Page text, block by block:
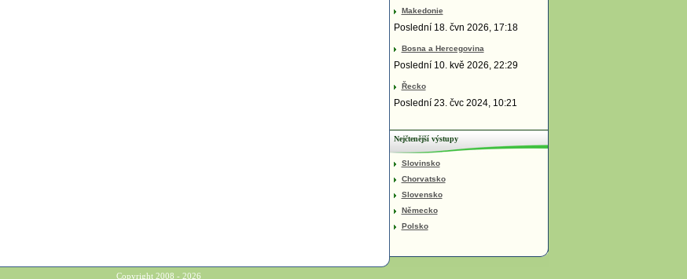
Makedonie
Poslední 18. čvn 2026, 17:18
Bosna a Hercegovina
Poslední 10. kvě 2026, 22:29
Řecko
Poslední 23. čvc 2024, 10:21
Nejčtenější výstupy
Slovinsko
Chorvatsko
Slovensko
Německo
Polsko
Copyright 2008 - 2026